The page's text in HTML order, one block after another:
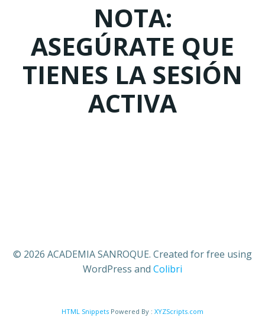
NOTA:
ASEGÚRATE QUE
TIENES LA SESIÓN
ACTIVA
© 2026 ACADEMIA SANROQUE. Created for free using
WordPress and Colibri
HTML Snippets Powered By : XYZScripts.com